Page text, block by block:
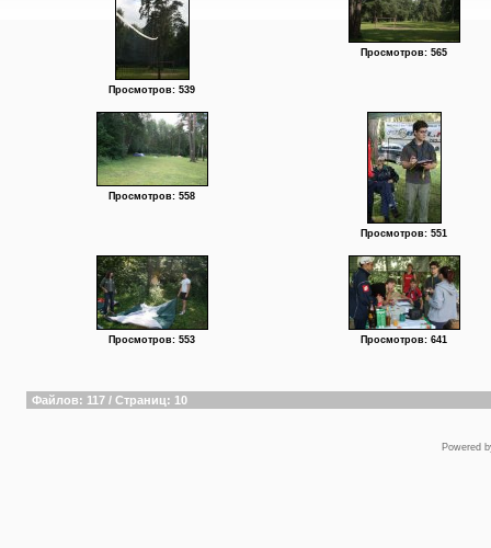
Просмотров: 539
Просмотров: 565
Просмотров: 558
Просмотров: 551
Просмотров: 553 Просмотров: 641
Файлов: 117 / Страниц: 10
Powered